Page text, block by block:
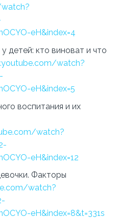
eH&index=4
детей: кто виноват и что
watch?
eH&index=5
воспитания и их
watch?
eH&index=12
Факторы
watch?
eH&index=8&t=331s